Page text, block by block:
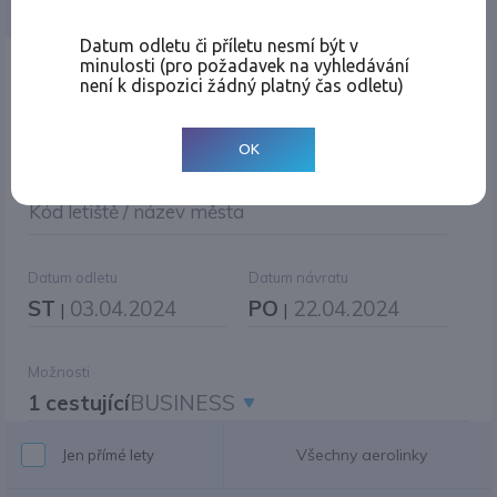
Místo odletu
Kód letiště / název města
Datum odletu
ST | 03.04.2024
Datum návratu
PO | 22.04.2024
Možnosti
1 cestujícíBUSINESS
Jen přímé lety Všechny aerolinky
Datum odletu či příletu nesmí být v
minulosti (pro požadavek na vyhledávání
není k dispozici žádný platný čas odletu)
OK